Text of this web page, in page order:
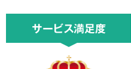
サービス満足度